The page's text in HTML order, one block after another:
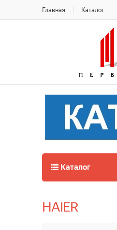
Главная Каталог
Каталог
HAIER